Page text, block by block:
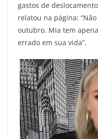
gastos de
relatou na página:
outubro. Mia tem
errado em sua vida”.